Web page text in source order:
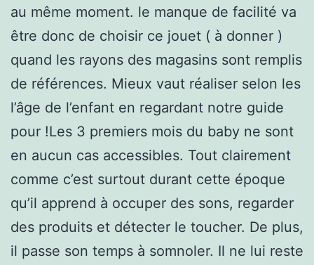
au même moment. le manque de facilité va
être donc de choisir ce jouet ( à donner )
quand les rayons des magasins sont remplis
de références. Mieux vaut réaliser selon les
l’âge de l’enfant en regardant notre guide
pour !Les 3 premiers mois du baby ne sont
en aucun cas accessibles. Tout clairement
comme c’est surtout durant cette époque
qu’il apprend à occuper des sons, regarder
des produits et détecter le toucher. De plus,
il passe son temps à somnoler. Il ne lui reste